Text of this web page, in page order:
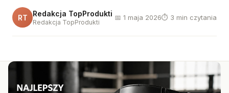
RT Redakcja TopProdukti
Redakcja TopProdukti
📅 1 maja 2026⏱ 3 min czytania